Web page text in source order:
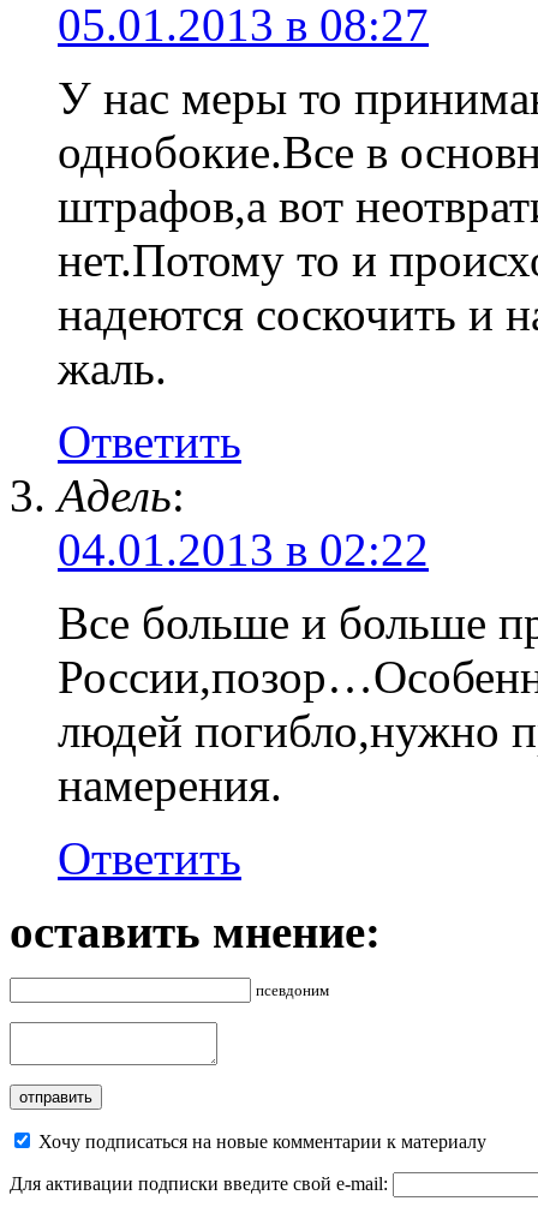
05.01.2013 в 08:27
У нас меры то
однобокие.Все в
штрафов,а вот
нет.Потому то и
надеются соскочить и
жаль.
Ответить
Адель:
04.01.2013 в 02:22
Все больше и больше
людей погибло,нужно
намерения.
Ответить
оставить мнение:
псевдоним
Хочу подписаться на новые комментарии к материалу
Для активации подписки введите свой e-mail: